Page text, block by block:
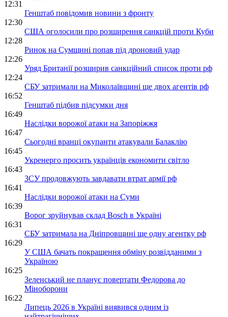
12:31
Генштаб повідомив новини з фронту
12:30
США оголосили про розширення санкцій проти Куби
12:28
Ринок на Сумщині попав під дроновий удар
12:26
Уряд Британії розширив санкційний список проти рф
12:24
СБУ затримали на Миколаївщині ще двох агентів рф
16:52
Генштаб підбив підсумки дня
16:49
Наслідки ворожої атаки на Запоріжжя
16:47
Сьогодні вранці окупанти атакували Балаклію
16:45
Укренерго просить українців економити світло
16:43
ЗСУ продовжують завдавати втрат армії рф
16:41
Наслідки ворожої атаки на Суми
16:39
Ворог зруйнував склад Bosch в Україні
16:31
СБУ затримала на Дніпровщині ще одну агентку рф
16:29
У США бачать покращення обміну розвідданими з
Україною
16:25
Зеленський не планує повертати Федорова до
Міноборони
16:22
Липець 2026 в Україні виявився одним із